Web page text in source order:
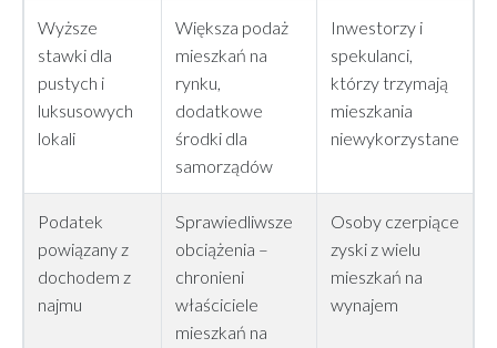
Wyższe
stawki dla
pustych i
luksusowych
lokali
Większa podaż
mieszkań na
rynku,
dodatkowe
środki dla
samorządów
Inwestorzy i
spekulanci,
którzy trzymają
mieszkania
niewykorzystane
Podatek
powiązany z
dochodem z
najmu
Sprawiedliwsze
obciążenia –
chronieni
właściciele
mieszkań na
Osoby czerpiące
zyski z wielu
mieszkań na
wynajem